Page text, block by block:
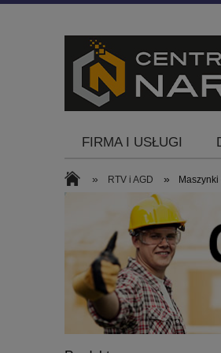
FIRMA I USŁUGI
» RTV i AGD »